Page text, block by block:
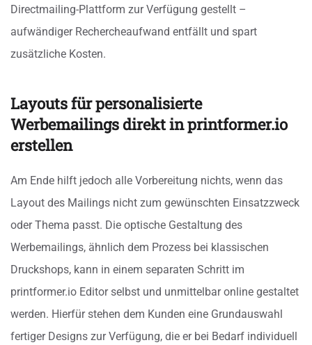
Directmailing-Plattform zur Verfügung gestellt –
aufwändiger Rechercheaufwand entfällt und spart
zusätzliche Kosten.
Layouts für personalisierte
Werbemailings direkt in printformer.io
erstellen
Am Ende hilft jedoch alle Vorbereitung nichts, wenn das
Layout des Mailings nicht zum gewünschten Einsatzzweck
oder Thema passt. Die optische Gestaltung des
Werbemailings, ähnlich dem Prozess bei klassischen
Druckshops, kann in einem separaten Schritt im
printformer.io Editor selbst und unmittelbar online gestaltet
werden. Hierfür stehen dem Kunden eine Grundauswahl
fertiger Designs zur Verfügung, die er bei Bedarf individuell